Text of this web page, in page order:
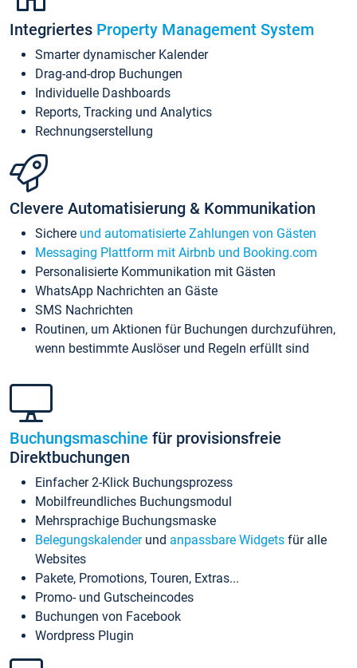
Integriertes Property Management System
Smarter dynamischer Kalender
Drag-and-drop Buchungen
Individuelle Dashboards
Reports, Tracking und Analytics
Rechnungserstellung
Clevere Automatisierung & Kommunikation
Sichere und automatisierte Zahlungen von Gästen
Messaging Plattform mit Airbnb und Booking.com
Personalisierte Kommunikation mit Gästen
WhatsApp Nachrichten an Gäste
SMS Nachrichten
Routinen, um Aktionen für Buchungen durchzuführen,
wenn bestimmte Auslöser und Regeln erfüllt sind
Buchungsmaschine für provisionsfreie
Direktbuchungen
Einfacher 2-Klick Buchungsprozess
Mobilfreundliches Buchungsmodul
Mehrsprachige Buchungsmaske
Belegungskalenderund anpassbare Widgets für alle
Websites
Pakete, Promotions, Touren, Extras...
Promo- und Gutscheincodes
Buchungen von Facebook
Wordpress Plugin